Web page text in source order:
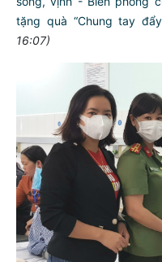
tặng quà “Chung tay
16:07)